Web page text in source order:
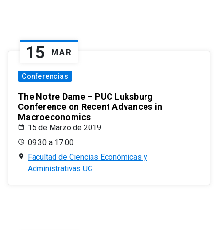
15 MAR
Conferencias
The Notre Dame – PUC Luksburg
Conference on Recent Advances in
Macroeconomics
15 de Marzo de 2019
09:30 a 17:00
Facultad de Ciencias Económicas y
Administrativas UC